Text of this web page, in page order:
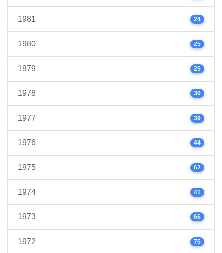
1981 24
1980 25
1979 25
1978 30
1977 39
1976 44
1975 62
1974 41
1973 66
1972 75